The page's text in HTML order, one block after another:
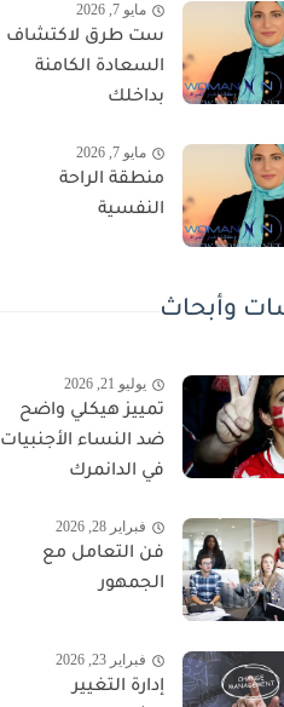
مايو 7, 2026
ست طرق لاكتشاف
السعادة الكامنة
بداخلك
مايو 7, 2026
منطقة الراحة
النفسية
وأبحاث
يوليو 21, 2026
تمييز هيكلي واضح
ضد النساء الأجنبيات
في الدانمرك
فبراير 28, 2026
فن التعامل مع
الجمهور
فبراير 23, 2026
إدارة التغيير